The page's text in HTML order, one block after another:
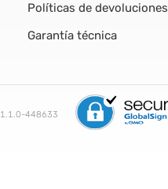
Políticas de devoluciones
Garantía técnica
1.1.0-448633